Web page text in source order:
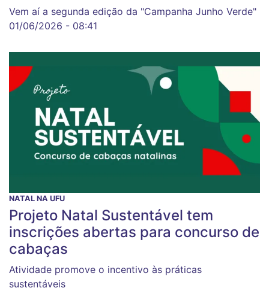
Vem aí a segunda edição da "Campanha Junho Verde"
01/06/2026 - 08:41
NATAL NA UFU
Projeto Natal Sustentável tem
inscrições abertas para concurso de
cabaças
Atividade promove o incentivo às práticas
sustentáveis